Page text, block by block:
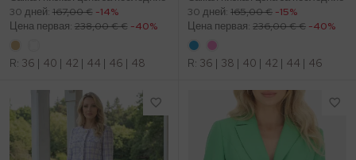
30 дней: 167,00 € -14%
Цена первая: 238,00 € € -40%
R: 36 | 40 | 42 | 44 | 46 | 48
30 дней:165,00 € -15%
Цена первая:236,00 € € -40%
R: 36 | 38 | 40 | 42 | 44 | 46